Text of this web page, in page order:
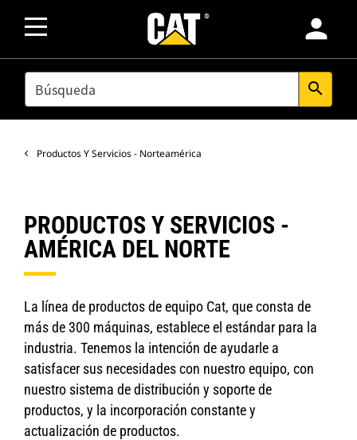
person
SEARCH search
Productos Y Servicios - Norteamérica
PRODUCTOS Y SERVICIOS -
AMÉRICA DEL NORTE
La línea de productos de equipo Cat, que consta de
más de 300 máquinas, establece el estándar para la
industria. Tenemos la intención de ayudarle a
satisfacer sus necesidades con nuestro equipo, con
nuestro sistema de distribución y soporte de
productos, y la incorporación constante y
actualización de productos.